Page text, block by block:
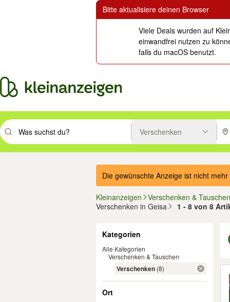
Bitte aktualisiere deinen Browser
Viele Deals wurden auf
einwandfrei nutzen zu
falls du macOS benutzt.
Suchbegriff eingeben. Eingabetaste drücken um zu suchen, oder
Verschenken
Die gewünschte Anzeige ist nicht
Kleinanzeigen
Verschenken & Tauschen
Verschenken in Geisa
1 - 8 von 8
Kategorien
Alle Kategorien
Verschenken & Tauschen
Verschenken (8)
Ort